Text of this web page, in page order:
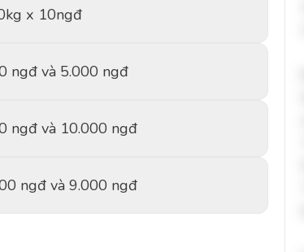
x 10ngđ
ngđ và 5.000 ngđ
ngđ và 10.000 ngđ
ngđ và 9.000 ngđ